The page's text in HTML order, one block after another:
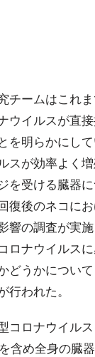
チームはこれ
ウイルスが直
を明らかにし
スが効率よく
を受ける臓器
復後のネコに
響の調査が実
ロナウイルス
どうかについ
行われた。
コロナウイル
含め全身の臓